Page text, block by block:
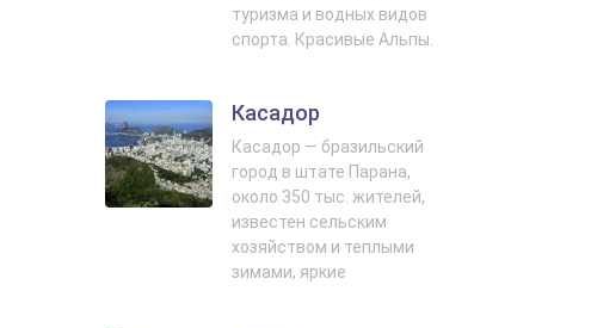
туризма и водных видов
спорта. Красивые Альпы.
Касадор
Касадор — бразильский
город в штате Парана,
около 350 тыс. жителей,
известен сельским
хозяйством и теплыми
зимами, яркие